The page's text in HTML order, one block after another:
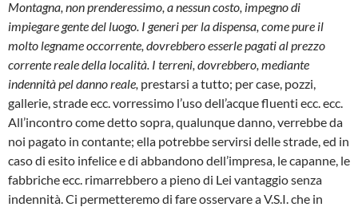
Montagna, non prenderessimo, a nessun costo, impegno di
impiegare gente del luogo. I generi per la dispensa, come pure il
molto legname occorrente, dovrebbero esserle pagati al prezzo
corrente reale della località. I terreni, dovrebbero, mediante
indennità pel danno reale, prestarsi a tutto; per case, poz­zi,
gallerie, strade ecc. vorressimo l’uso dell’acque fluenti ecc. ecc.
All’incontro come detto sopra, qualunque danno, verrebbe da
noi pa­gato in contante; ella potrebbe servirsi delle strade, ed in
caso di esito infelice e di abban­dono dell’impresa, le capanne, le
fabbriche ecc. rimarrebbero a pieno di Lei vantaggio sen­za
indennità. Ci permetteremo di fare osser­vare a V.S.I. che in